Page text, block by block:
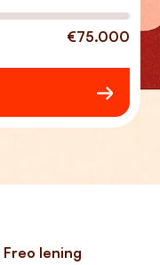
€75.000
Freo lening